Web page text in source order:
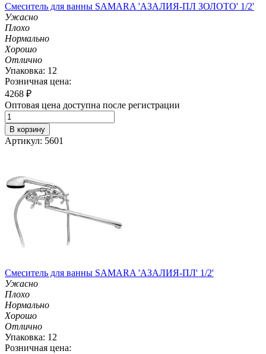
Смеситель для ванны SAMARA 'АЗАЛИЯ-ПЛ ЗОЛОТО' 1/2'
Ужасно
Плохо
Нормально
Хорошо
Отлично
Упаковка: 12
Розничная цена:
4268 ₽
Оптовая цена доступна после регистрации
В корзину
Артикул: 5601
Смеситель для ванны SAMARA 'АЗАЛИЯ-ПЛ' 1/2'
Ужасно
Плохо
Нормально
Хорошо
Отлично
Упаковка: 12
Розничная цена: